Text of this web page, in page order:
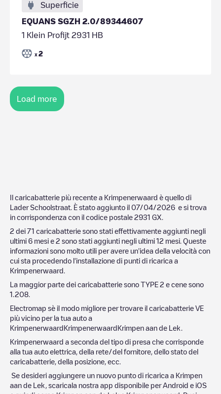
Superficie
EQUANS SGZH 2.0/89344607
1 Klein Profijt 2931 HB
x 2
Load more
Il caricabatterie più recente a Krimpenerwaard è quello di
Lader Schoolstraat . È stato aggiunto il 07/04/2026 e si trova
in corrispondenza con il codice postale 2931 GX
2 dei 71 caricabatterie sono stati effettivamente aggiunti negli
ultimi 6 mesi e 2 sono stati aggiunti negli ultimi 12 mesi. Queste
informazioni sono molto utili per avere un'idea della velocità con
cui sta procedendo l'installazione di punti di ricarica a
Krimpenerwaard
La maggior parte dei caricabatterie sono TYPE 2 e cene sono
1.208
Electromap sè il modo migliore per trovare il caricabatterie VE
più vicino per la tua auto a
KrimpenerwaardKrimpenerwaardKrimpen aan de Lek
Krimpenerwaard a seconda del tipo di presa che corrisponde
alla tua auto elettrica, della rete/del fornitore, dello stato del
caricabatterie, della posizione, ecc.
Se desideri aggiungere un nuovo punto di ricarica a Krimpen
aan de Lek , scaricala nostra app disponibile per Android e iOS